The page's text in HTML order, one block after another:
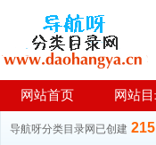
网站首页 网站
导航呀分类目录网已创建 215